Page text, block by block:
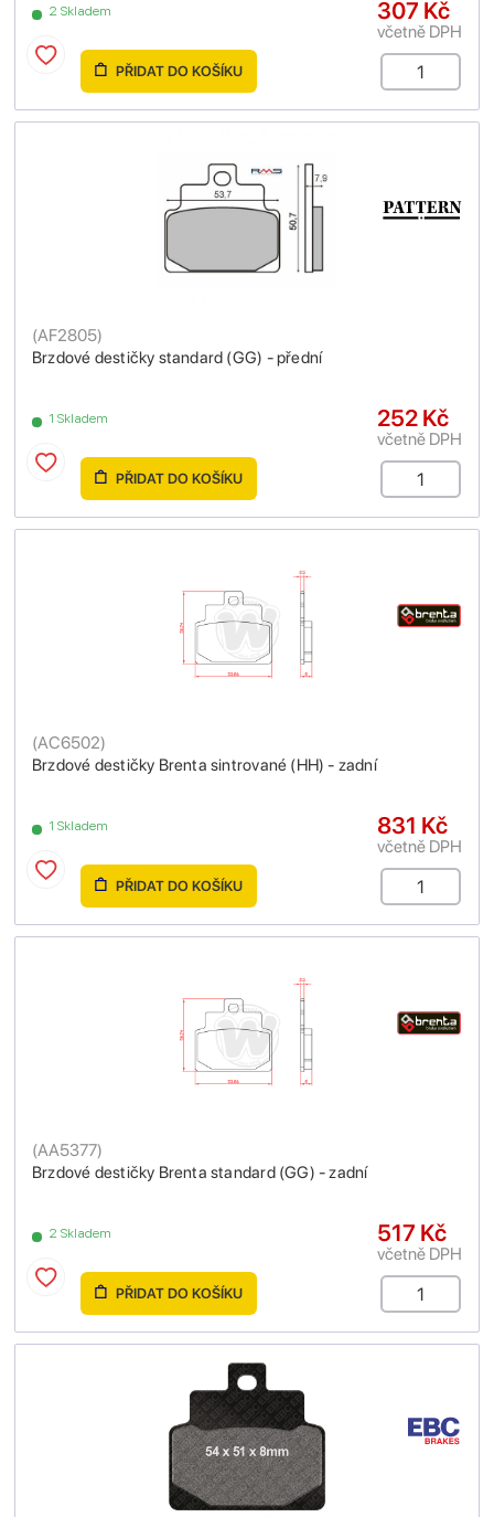
2 Skladem 307 Kč
včetně DPH
PŘIDAT DO KOŠÍKU
Brzdové destičky standard (GG) - přední
(AF2805)
1 Skladem 252 Kč
včetně DPH
PŘIDAT DO KOŠÍKU
Brzdové destičky Brenta sintrované (HH) - zadní
(AC6502)
1 Skladem 831 Kč
včetně DPH
PŘIDAT DO KOŠÍKU
Brzdové destičky Brenta standard (GG) - zadní
(AA5377)
2 Skladem 517 Kč
včetně DPH
PŘIDAT DO KOŠÍKU